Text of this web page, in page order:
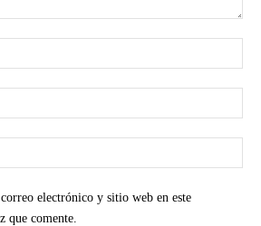
electrónico y sitio web en este
que comente.